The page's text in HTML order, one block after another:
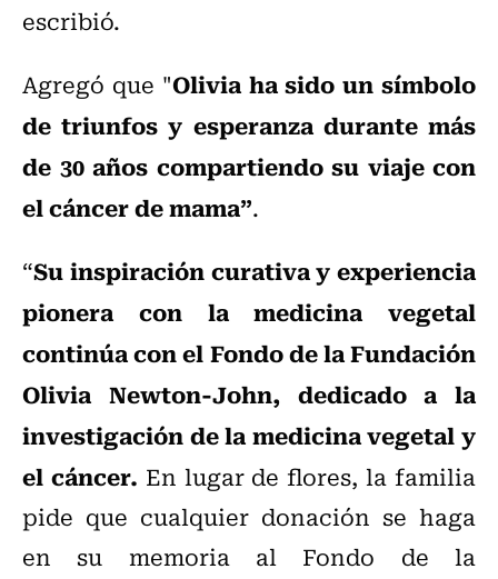
escribió.
Agregó que "Olivia ha sido un símbolo
de triunfos y esperanza durante más
de 30 años compartiendo su viaje con
el cáncer de mama”.
“Su inspiración curativa y experiencia
pionera con la medicina vegetal
continúa con el Fondo de la Fundación
Olivia Newton-John, dedicado a la
investigación de la medicina vegetal y
el cáncer. En lugar de flores, la familia
pide que cualquier donación se haga
en su memoria al Fondo de la